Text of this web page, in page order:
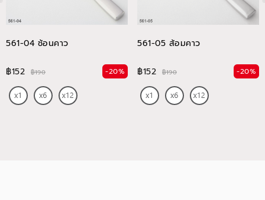
561-04 ช้อนคาว
฿152 ฿190 -20%
561-05 ส้อมคาว
฿152 ฿190 -20%